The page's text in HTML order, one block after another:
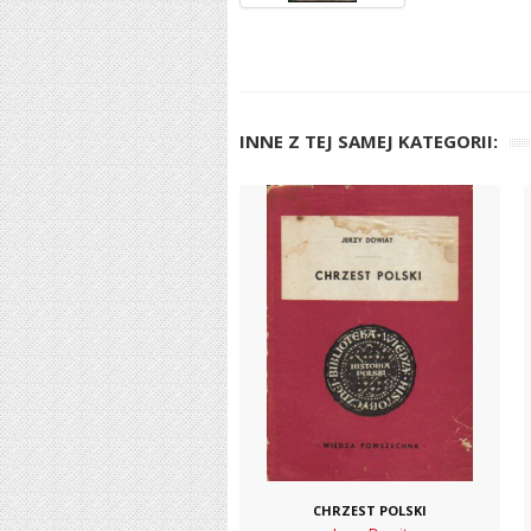
INNE Z TEJ SAMEJ KATEGORII:
CHRZEST POLSKI